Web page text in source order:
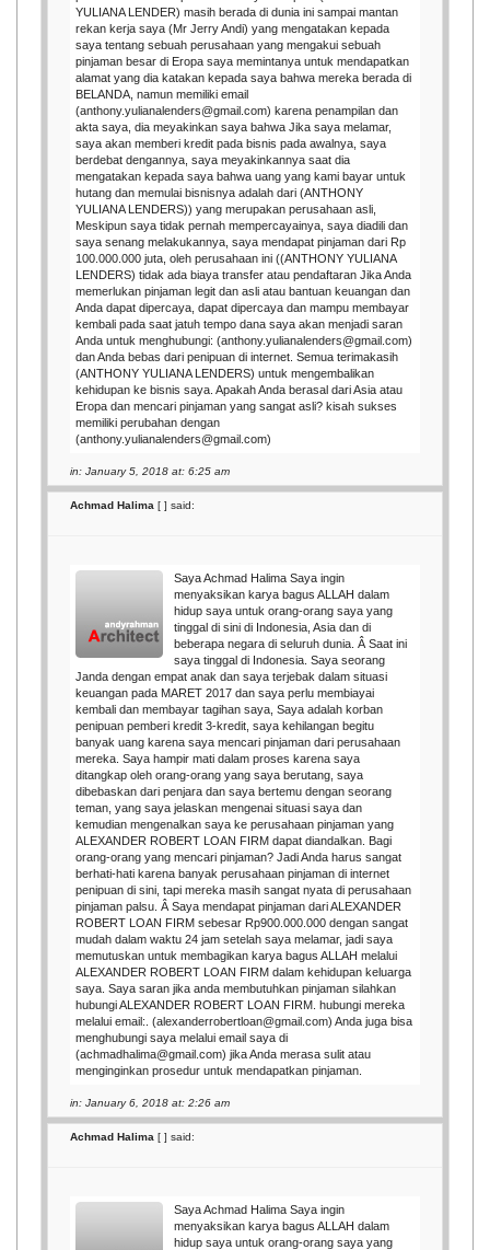
YULIANA LENDER) masih berada di dunia ini sampai mantan
rekan kerja saya (Mr Jerry Andi) yang mengatakan kepada
saya tentang sebuah perusahaan yang mengakui sebuah
pinjaman besar di Eropa saya memintanya untuk mendapatkan
alamat yang dia katakan kepada saya bahwa mereka berada di
BELANDA, namun memiliki email
(anthony.yulianalenders@gmail.com) karena penampilan dan
akta saya, dia meyakinkan saya bahwa Jika saya melamar,
saya akan memberi kredit pada bisnis pada awalnya, saya
berdebat dengannya, saya meyakinkannya saat dia
mengatakan kepada saya bahwa uang yang kami bayar untuk
hutang dan memulai bisnisnya adalah dari (ANTHONY
YULIANA LENDERS)) yang merupakan perusahaan asli,
Meskipun saya tidak pernah mempercayainya, saya diadili dan
saya senang melakukannya, saya mendapat pinjaman dari Rp
100.000.000 juta, oleh perusahaan ini ((ANTHONY YULIANA
LENDERS) tidak ada biaya transfer atau pendaftaran Jika Anda
memerlukan pinjaman legit dan asli atau bantuan keuangan dan
Anda dapat dipercaya, dapat dipercaya dan mampu membayar
kembali pada saat jatuh tempo dana saya akan menjadi saran
Anda untuk menghubungi: (anthony.yulianalenders@gmail.com)
dan Anda bebas dari penipuan di internet. Semua terimakasih
(ANTHONY YULIANA LENDERS) untuk mengembalikan
kehidupan ke bisnis saya. Apakah Anda berasal dari Asia atau
Eropa dan mencari pinjaman yang sangat asli? kisah sukses
memiliki perubahan dengan
(anthony.yulianalenders@gmail.com)
in: January 5, 2018 at: 6:25 am
Achmad Halima [] said:
Saya Achmad Halima Saya ingin
menyaksikan karya bagus ALLAH dalam
hidup saya untuk orang-orang saya yang
tinggal di sini di Indonesia, Asia dan di
beberapa negara di seluruh dunia. Â Saat ini
saya tinggal di Indonesia. Saya seorang
Janda dengan empat anak dan saya terjebak dalam situasi
keuangan pada MARET 2017 dan saya perlu membiayai
kembali dan membayar tagihan saya, Saya adalah korban
penipuan pemberi kredit 3-kredit, saya kehilangan begitu
banyak uang karena saya mencari pinjaman dari perusahaan
mereka. Saya hampir mati dalam proses karena saya
ditangkap oleh orang-orang yang saya berutang, saya
dibebaskan dari penjara dan saya bertemu dengan seorang
teman, yang saya jelaskan mengenai situasi saya dan
kemudian mengenalkan saya ke perusahaan pinjaman yang
ALEXANDER ROBERT LOAN FIRM dapat diandalkan. Bagi
orang-orang yang mencari pinjaman? Jadi Anda harus sangat
berhati-hati karena banyak perusahaan pinjaman di internet
penipuan di sini, tapi mereka masih sangat nyata di perusahaan
pinjaman palsu. Â Saya mendapat pinjaman dari ALEXANDER
ROBERT LOAN FIRM sebesar Rp900.000.000 dengan sangat
mudah dalam waktu 24 jam setelah saya melamar, jadi saya
memutuskan untuk membagikan karya bagus ALLAH melalui
ALEXANDER ROBERT LOAN FIRM dalam kehidupan keluarga
saya. Saya saran jika anda membutuhkan pinjaman silahkan
hubungi ALEXANDER ROBERT LOAN FIRM. hubungi mereka
melalui email:. (alexanderrobertloan@gmail.com) Anda juga bisa
menghubungi saya melalui email saya di
(achmadhalima@gmail.com) jika Anda merasa sulit atau
menginginkan prosedur untuk mendapatkan pinjaman.
in: January 6, 2018 at: 2:26 am
Achmad Halima [] said:
Saya Achmad Halima Saya ingin
menyaksikan karya bagus ALLAH dalam
hidup saya untuk orang-orang saya yang